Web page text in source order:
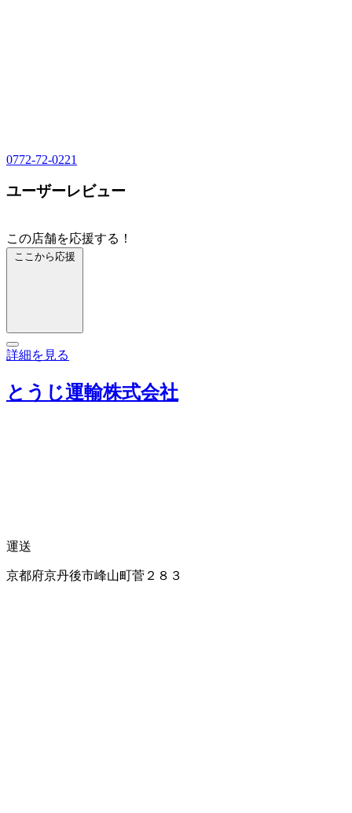
0772-72-0221
ユーザーレビュー
この店舗を応援する！
ここから応援
詳細を見る
とうじ運輸株式会社
運送
京都府京丹後市峰山町菅２８３